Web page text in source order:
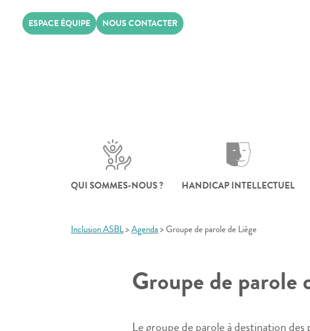
ESPACE ÉQUIPE NOUS CONTACTER
QUI SOMMES-NOUS ? HANDICAP INTELLECTUEL
Inclusion ASBL> Agenda > Groupe de parole de Liège
Groupe de parole
Le groupe de parole à destination